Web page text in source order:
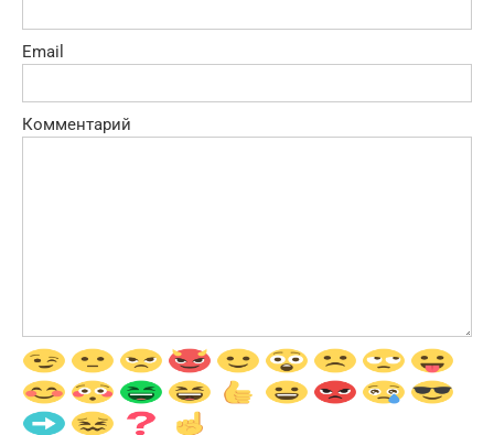
Email
Комментарий